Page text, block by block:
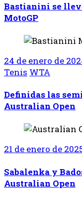
Bastianini se
MotoGP
24 de enero de
Tenis WTA
Definidas las
Australian Open
21 de enero de
Sabalenka y
Australian Open